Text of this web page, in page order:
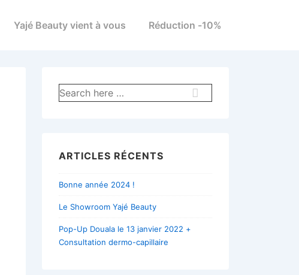
Yajé Beauty vient à vous Réduction -10%
Recherche
pour:
ARTICLES RÉCENTS
Bonne année 2024 !
Le Showroom Yajé Beauty
Pop-Up Douala le 13 janvier 2022 +
Consultation dermo-capillaire